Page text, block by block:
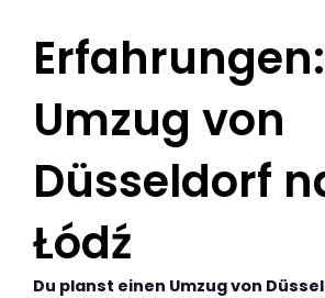
Erfahrungen:
Umzug von
Düsseldorf
Łódź
Du planst einen Umzug von